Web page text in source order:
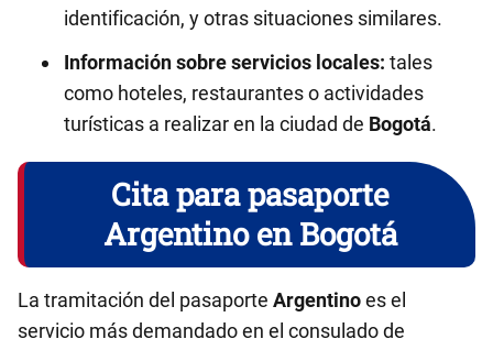
identificación, y otras situaciones similares.
Información sobre servicios locales: tales
como hoteles, restaurantes o actividades
turísticas a realizar en la ciudad de Bogotá.
Cita para pasaporte
Argentino en Bogotá
La tramitación del pasaporte Argentinoes el
servicio más demandado en el consulado de